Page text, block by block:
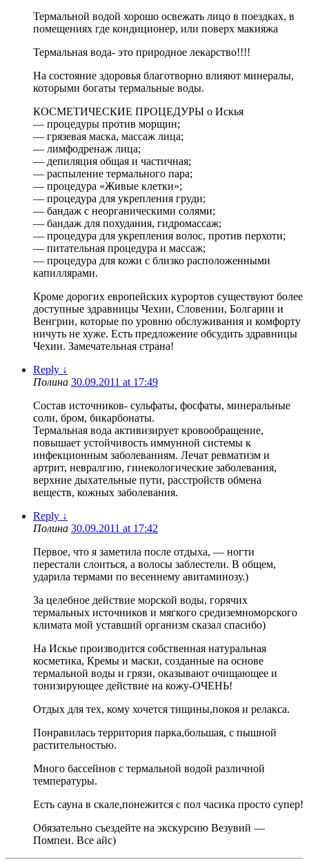
Термальной водой хорошо освежать лицо в поездках, в
помещениях где кондиционер, или поверх макияжа
Термальная вода- это природное лекарство!!!!
На состояние здоровья благотворно влияют минералы,
которыми богаты термальные воды.
КОСМЕТИЧЕСКИЕ ПРОЦЕДУРЫ о Искья
— процедуры против морщин;
— грязевая маска, массаж лица;
— лимфодренаж лица;
— депиляция общая и частичная;
— распыление термального пара;
— процедура «Живые клетки»;
— процедура для укрепления груди;
— бандаж с неорганическими солями;
— бандаж для похудания, гидромассаж;
— процедура для укрепления волос, против перхоти;
— питательная процедура и массаж;
— процедура для кожи с близко расположенными
капиллярами.
Кроме дорогих европейских курортов существуют более
доступные здравницы Чехии, Словении, Болгарии и
Венгрии, которые по уровню обслуживания и комфорту
ничуть не хуже. Есть предложение обсудить здравницы
Чехии. Замечательная страна!
Reply ↓
Полина 30.09.2011 at 17:49
Состав источников- сульфаты, фосфаты, минеральные
соли, бром, бикарбонаты.
Термальная вода активизирует кровообращение,
повышает устойчивость иммунной системы к
инфекционным заболеваниям. Лечат ревматизм и
артрит, невралгию, гинекологические заболевания,
верхние дыхательные пути, расстройств обмена
веществ, кожных заболевания.
Reply ↓
Полина 30.09.2011 at 17:42
Первое, что я заметила после отдыха, — ногти
перестали слоиться, а волосы заблестели. В общем,
ударила термами по весеннему авитаминозу.)
За целебное действие морской воды, горячих
термальных источников и мягкого средиземноморского
климата мой уставший организм сказал спасибо)
На Искье производится собственная натуральная
косметика, Кремы и маски, созданные на основе
термальной воды и грязи, оказывают очищающее и
тонизирующее действие на кожу-ОЧЕНЬ!
Отдых для тех, кому хочется тищины,покоя и релакса.
Понравилась территория парка,большая, с пышной
растительностью.
Много бассейнов с термальной водой различной
температуры.
Есть сауна в скале,понежится с пол часика просто супер!
Обязательно съездейте на экскурсию Везувий —
Помпеи. Все айс)